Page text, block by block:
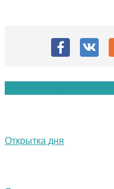
Открытка дня